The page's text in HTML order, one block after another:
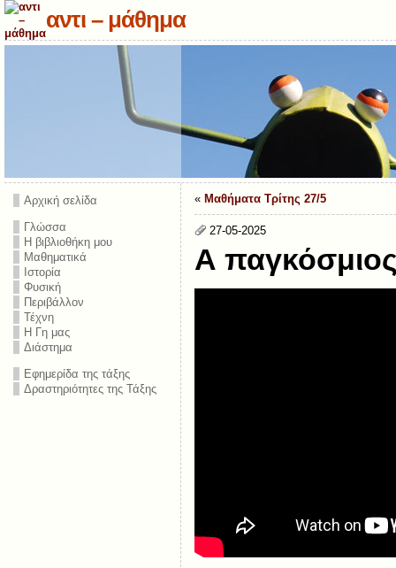
αντι – μάθημα
Αρχική σελίδα
Γλώσσα
Η βιβλιοθήκη μου
Μαθηματικά
Ιστορία
Φυσική
Περιβάλλον
Τέχνη
Η Γη μας
Διάστημα
Εφημερίδα της τάξης
Δραστηριότητες της Τάξης
« Μαθήματα Τρίτης 27/5
27-05-2025
Α